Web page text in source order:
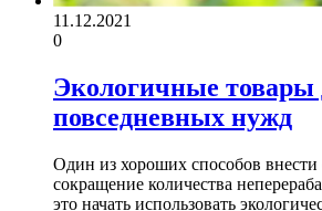
11.12.2021
0
Экологичные товары
повседневных нужд
Один из хороших способов внести
сокращение количества
это начать использовать